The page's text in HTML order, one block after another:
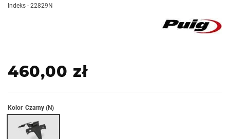
Indeks - 22829N
460,00 zł
Kolor
Czarny (N)